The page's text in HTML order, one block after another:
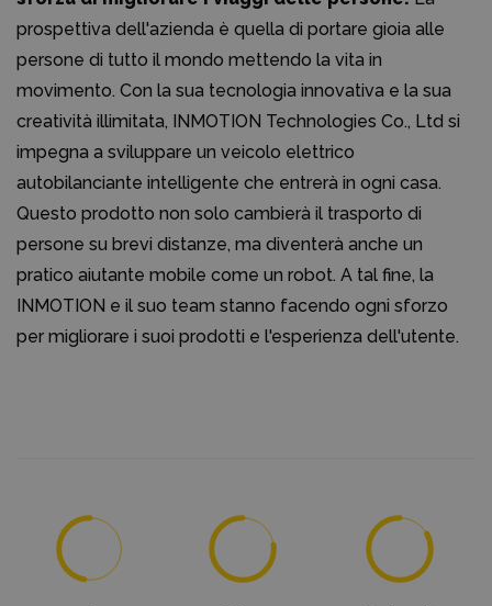
prospettiva dell'azienda è quella di portare gioia alle
persone di tutto il mondo mettendo la vita in
movimento. Con la sua tecnologia innovativa e la sua
creatività illimitata, INMOTION Technologies Co., Ltd si
impegna a sviluppare un veicolo elettrico
autobilanciante intelligente che entrerà in ogni casa.
Questo prodotto non solo cambierà il trasporto di
persone su brevi distanze, ma diventerà anche un
pratico aiutante mobile come un robot. A tal fine, la
INMOTION e il suo team stanno facendo ogni sforzo
per migliorare i suoi prodotti e l'esperienza dell'utente.